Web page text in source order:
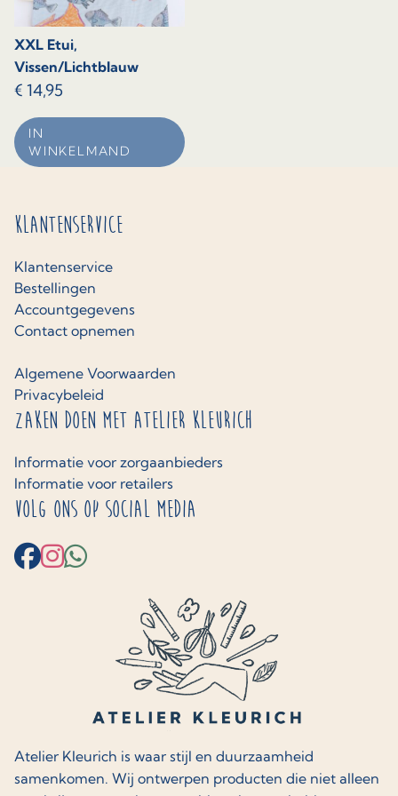
XXL Etui,
Vissen/Lichtblauw
€ 14,95
IN
WINKELMAND
Klantenservice
Klantenservice
Bestellingen
Accountgegevens
Contact opnemen
Algemene Voorwaarden
Privacybeleid
Zaken doen met Atelier Kleurich
Informatie voor zorgaanbieders
Informatie voor retailers
Volg ons op social media
Atelier Kleurich is waar stijl en duurzaamheid
samenkomen. Wij ontwerpen producten die niet alleen